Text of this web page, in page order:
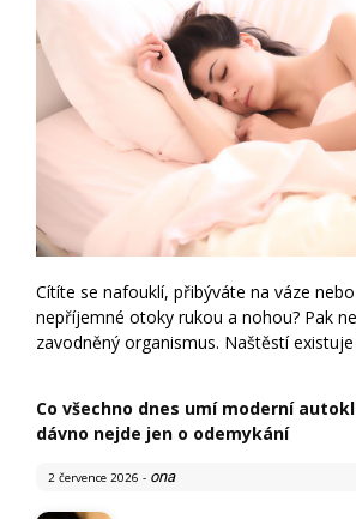
Cítíte se nafouklí, přibýváte na váze
nepříjemné otoky rukou a nohou? Pak
zavodněný organismus. Naštěstí
Co všechno dnes umí moderní
dávno nejde jen o odemykání
2 července 2026 - ona